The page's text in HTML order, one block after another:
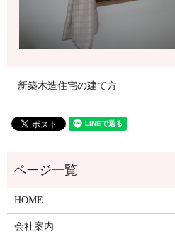
新築木造住宅の建て方
HOME
会社案内